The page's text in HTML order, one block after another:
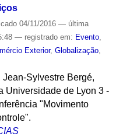
04/11/2016 — última
— registrado em: Evento,
Exterior, Globalização,
Sylvestre Bergé,
Universidade de Lyon 3 -
"Movimento